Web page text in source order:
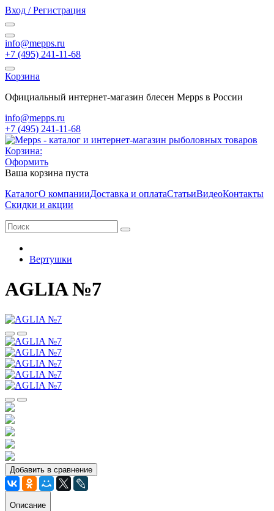
Вход / Регистрация
info@mepps.ru
+7 (495) 241-11-68
Корзина
Официальный интернет-магазин блесен Mepps в России
info@mepps.ru
+7 (495) 241-11-68
Корзина:
Оформить
Ваша корзина пуста
КаталогО компанииДоставка и оплатаСтатьиВидеоКонтакты
Скидки и акции
Вертушки
AGLIA №7
Добавить в сравнение
Описание